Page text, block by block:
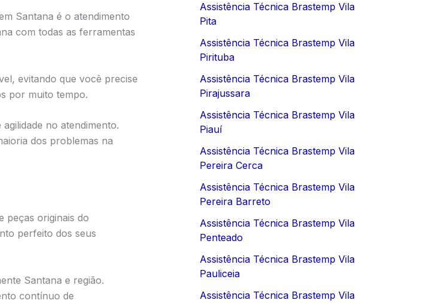
Santana é o atendimento
com todas as ferramentas
evitando que você precise
por muito tempo.
no atendimento.
dos problemas na
peças originais do
perfeito dos seus
Santana e região.
contínuo de
Assistência Técnica Brastemp Vila
Pita
Assistência Técnica Brastemp Vila
Pirituba
Assistência Técnica Brastemp Vila
Pirajussara
Assistência Técnica Brastemp Vila
Piauí
Assistência Técnica Brastemp Vila
Pereira Cerca
Assistência Técnica Brastemp Vila
Pereira Barreto
Assistência Técnica Brastemp Vila
Penteado
Assistência Técnica Brastemp Vila
Pauliceia
Assistência Técnica Brastemp Vila